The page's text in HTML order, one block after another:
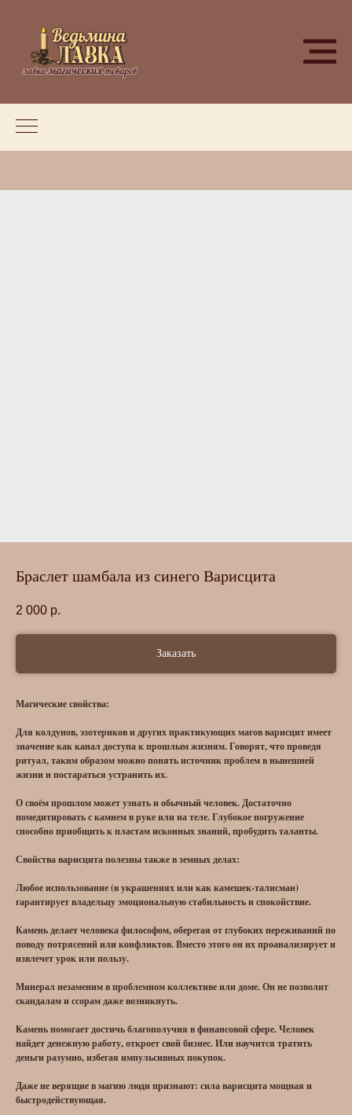
Браслет шамбала из синего Варисцита
2 000 р.
Заказать
Магические свойства:
Для колдунов, эзотериков и других практикующих магов варисцит имеет
значение как канал доступа к прошлым жизням. Говорят, что проведя
ритуал, таким образом можно понять источник проблем в нынешней
жизни и постараться устранить их.
О своём прошлом может узнать и обычный человек. Достаточно
помедитировать с камнем в руке или на теле. Глубокое погружение
способно приобщить к пластам исконных знаний, пробудить таланты.
Свойства варисцита полезны также в земных делах:
Любое использование (в украшениях или как камешек-талисман)
гарантирует владельцу эмоциональную стабильность и спокойствие.
Камень делает человека философом, оберегая от глубоких переживаний по
поводу потрясений или конфликтов. Вместо этого он их проанализирует и
извлечет урок или пользу.
Минерал незаменим в проблемном коллективе или доме. Он не позволит
скандалам и ссорам даже возникнуть.
Камень помогает достичь благополучия в финансовой сфере. Человек
найдет денежную работу, откроет свой бизнес. Или научится тратить
деньги разумно, избегая импульсивных покупок.
Даже не верящие в магию люди признают: сила варисцита мощная и
быстродействующая.